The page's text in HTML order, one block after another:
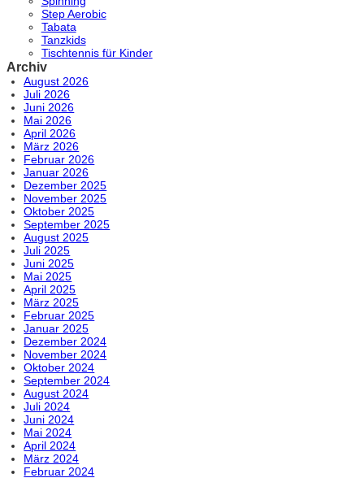
Step Aerobic
Tabata
Tanzkids
Tischtennis für Kinder
Archiv
August 2026
Juli 2026
Juni 2026
Mai 2026
April 2026
März 2026
Februar 2026
Januar 2026
Dezember 2025
November 2025
Oktober 2025
September 2025
August 2025
Juli 2025
Juni 2025
Mai 2025
April 2025
März 2025
Februar 2025
Januar 2025
Dezember 2024
November 2024
Oktober 2024
September 2024
August 2024
Juli 2024
Juni 2024
Mai 2024
April 2024
März 2024
Februar 2024